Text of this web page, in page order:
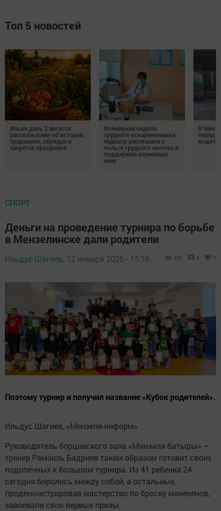
Топ 5 новостей
Ильин день 2 августа:
рассказываем об истории,
традициях, обрядах и
запретах праздника
Всемирная неделя
грудного вскармливания:
педиатр рассказала о
пользе грудного молока и
поддержке кормящих
мам
В
перед
СПОРТ
Деньги на проведение турнира по борьбе
в Мензелинске дали родители
Ильдус Шагиев, 12 января 2025 - 15:16 550 0 0
Поэтому турнир и получил название «Кубок родителей».
Ильдус Шагиев, «Мензеля-информ»
Руководитель борцовского зала «Минзәлә батыры» —
тренер Рамзиль Бадриев таким образом готовит своих
подопечных к большим турнира. Из 41 ребенка 24
сегодня боролись между собой, а остальные,
продемонстрировав мастерство по броску манекенов,
завоевали свои первые призы.